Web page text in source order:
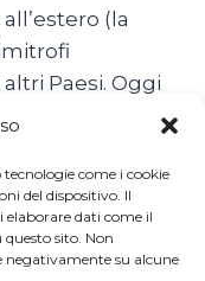
come i cookie
del dispositivo. Il
elaborare dati come il
sito. Non
negativamente su alcune
(la
Paesi. Oggi
di